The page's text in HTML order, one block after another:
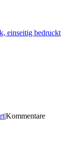
|Kommentare